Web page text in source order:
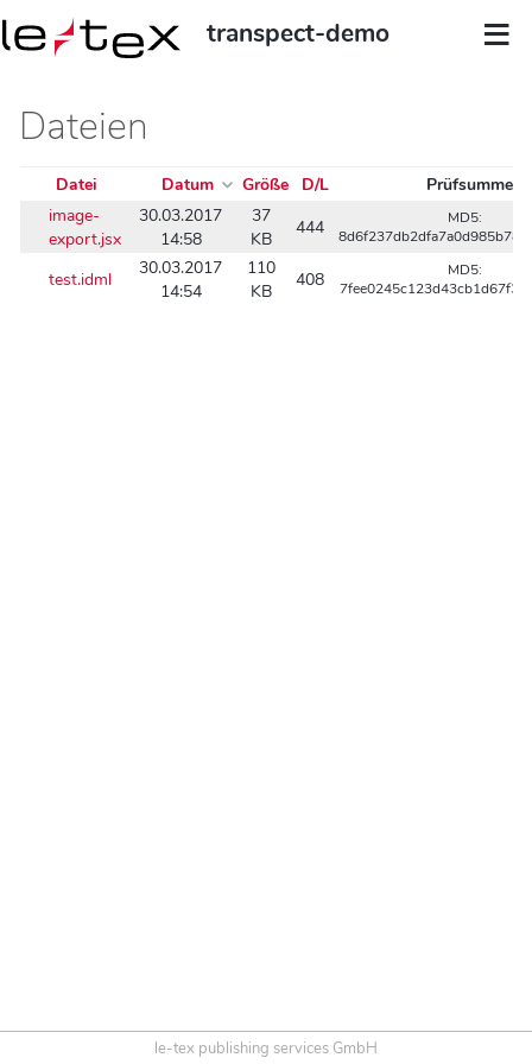
transpect-demo
Dateien
Datei Datum Größe D/L
Prüfsumme
image-
export.jsx
30.03.2017
14:58
37
KB
444
MD5:
test.idml
30.03.2017
14:54
110
KB
408
MD5:
le-tex publishing services GmbH